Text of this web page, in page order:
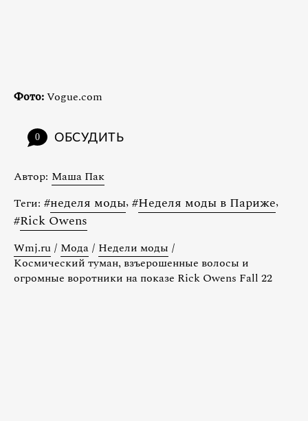
Фото:Vogue.com
0 ОБСУДИТЬ
Автор: Маша Пак
Теги: #неделя моды, #Неделя моды в Париже,
#Rick Owens
Wmj.ru / Мода / Недели моды /
Космический туман, взъерошенные волосы и
огромные воротники на показе Rick Owens Fall 22